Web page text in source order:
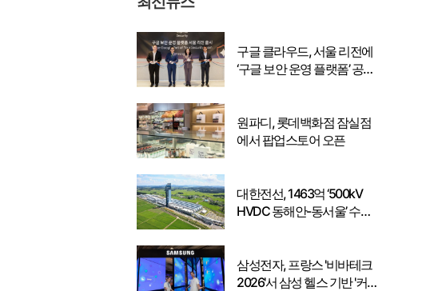
구글 클라우드, 서울 리전에
‘구글 보안 운영 플랫폼’ 공식
원파디, 롯데백화점 잠실점
에서 팝업스토어 오픈
대한전선, 1463억 ‘500kV
HVDC 동해안-동서울’ 수
삼성전자, 프랑스 '비바테크
2026'서 삼성 헬스 기반 '커